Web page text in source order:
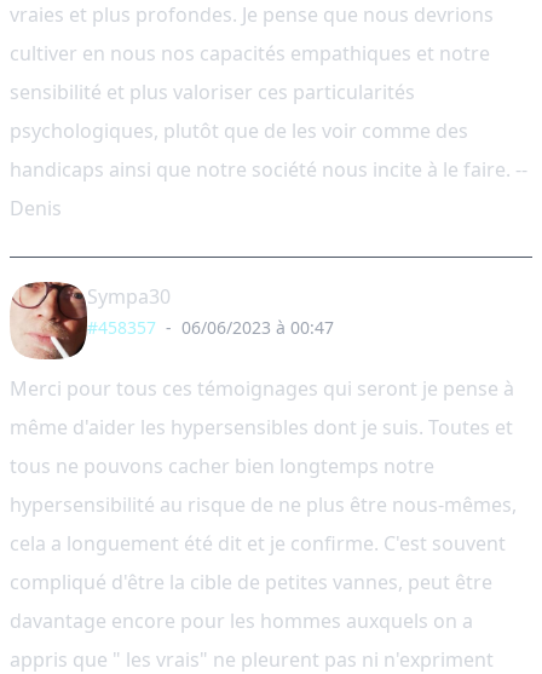
vraies et plus profondes. Je pense que nous devrions
cultiver en nous nos capacités empathiques et notre
sensibilité et plus valoriser ces particularités
psychologiques, plutôt que de les voir comme des
handicaps ainsi que notre société nous incite à le faire. --
Denis
Sympa30
#458357 - 06/06/2023 à 00:47
Merci pour tous ces témoignages qui seront je pense à
même d'aider les hypersensibles dont je suis. Toutes et
tous ne pouvons cacher bien longtemps notre
hypersensibilité au risque de ne plus être nous-mêmes,
cela a longuement été dit et je confirme. C'est souvent
compliqué d'être la cible de petites vannes, peut être
davantage encore pour les hommes auxquels on a
appris que " les vrais" ne pleurent pas ni n'expriment